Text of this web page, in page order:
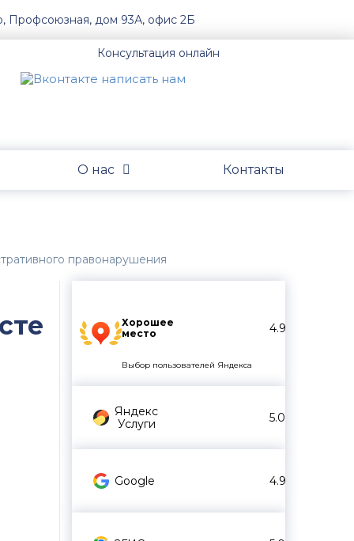
Профсоюзная, дом 93А, офис 2Б
Консультация онлайн
О нас Контакты
правонарушения
Хорошее
место
4.9
Выбор пользователей Яндекса
Яндекс
Услуги
5.0
Google 4.9